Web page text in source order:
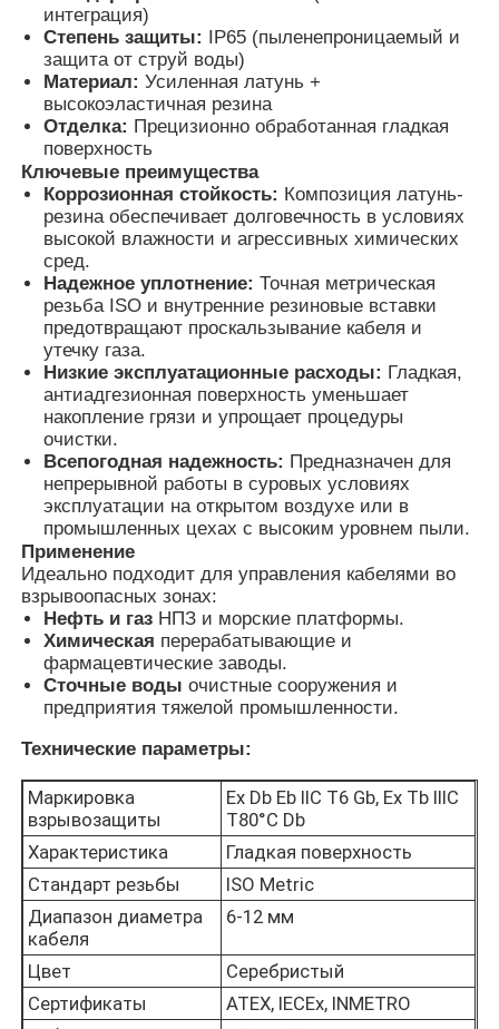
Наша фабрика
контроль качества
контактные данные
Отправить запрос
Взрывозащищенное освещение
Взрывозащищенный свет сигнала тревоги
взрывозащищенный вентилятор
Коробка, защищенная от взрывов
взрывозащищенный переключатель
Взрывостойкие кабельные железы
интеграция)
Степень защиты: IP65 (пыленепроницаемый и
защита от струй воды)
Материал: Усиленная латунь +
высокоэластичная резина
Отделка: Прецизионно обработанная гладкая
поверхность
Ключевые преимущества
Коррозионная стойкость: Композиция латунь-
резина обеспечивает долговечность в условиях
высокой влажности и агрессивных химических
сред.
Надежное уплотнение: Точная метрическая
резьба ISO и внутренние резиновые вставки
предотвращают проскальзывание кабеля и
утечку газа.
Низкие эксплуатационные расходы: Гладкая,
антиадгезионная поверхность уменьшает
накопление грязи и упрощает процедуры
очистки.
Всепогодная надежность: Предназначен для
непрерывной работы в суровых условиях
эксплуатации на открытом воздухе или в
промышленных цехах с высоким уровнем пыли.
Применение
Идеально подходит для управления кабелями во
взрывоопасных зонах:
Нефть и газ НПЗ и морские платформы.
Химическая перерабатывающие и
фармацевтические заводы.
Сточные воды очистные сооружения и
предприятия тяжелой промышленности.
Технические параметры:
Маркировка
взрывозащиты
Ex Db Eb IIC T6 Gb, Ex Tb IIIC
T80°C Db
Характеристика
Гладкая поверхность
Стандарт резьбы
ISO Metric
Диапазон диаметра
кабеля
6-12 мм
Цвет
Серебристый
Сертификаты
ATEX, IECEx, INMETRO